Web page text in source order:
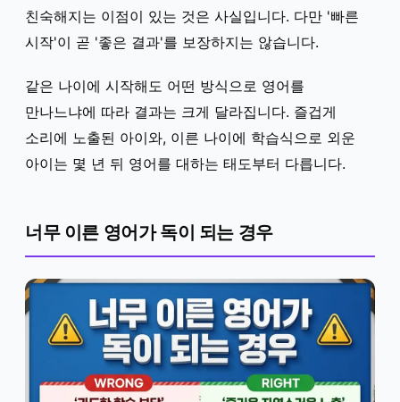
친숙해지는 이점이 있는 것은 사실입니다. 다만 '빠른
시작'이 곧 '좋은 결과'를 보장하지는 않습니다.
같은 나이에 시작해도 어떤 방식으로 영어를
만나느냐에 따라 결과는 크게 달라집니다. 즐겁게
소리에 노출된 아이와, 이른 나이에 학습식으로 외운
아이는 몇 년 뒤 영어를 대하는 태도부터 다릅니다.
너무 이른 영어가 독이 되는 경우